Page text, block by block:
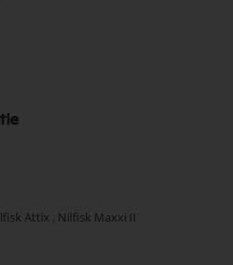
550-21 / 550-0H / 550-2H / 550-2M
751-61 / 751-71 / 751-0H / 751-2M
761-2M
/ 965-2H
Attix , Nilfisk Maxxi II